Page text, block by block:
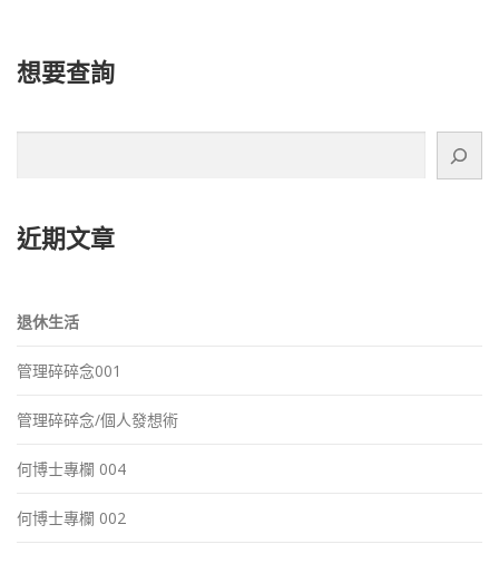
想要查詢
近期文章
退休生活
管理碎碎念001
管理碎碎念/個人發想術
何博士專欄 004
何博士專欄 002